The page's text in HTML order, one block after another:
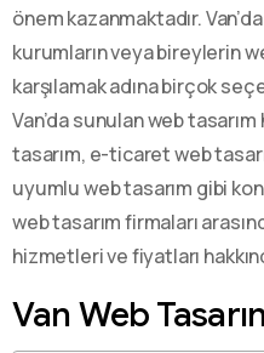
önem kazanmaktadır.
kurumların veya bireylerin
karşılamak adına birçok
Van’da sunulan web
tasarım, e-ticaret web
uyumlu web tasarım gibi
web tasarım firmaları
hizmetleri ve fiyatları
Van Web